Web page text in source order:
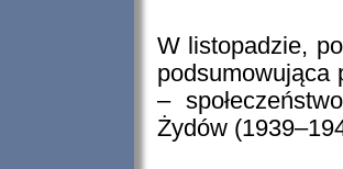
W listopadzie,
podsumowująca
–
Żydów